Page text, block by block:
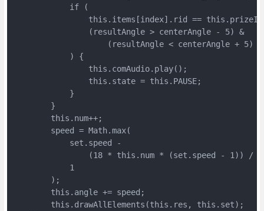
            if (
this.items[index].rid ==
                (resultAngle > centerAngle - 5) &
                    (resultAngle < centerAngle + 5)
            ) {
                this.comAudio.play();
                this.state = this.PAUSE;
            }
        }
        this.num++;
        speed = Math.max(
            set.speed -
(18 * this.num * (set.speed - 1)) /
            1
        );
        this.angle += speed;
        this.drawAllElements(this.res, this.set);